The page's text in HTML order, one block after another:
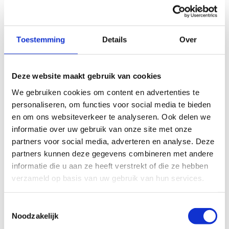
Toestemming Details Over
Deze website maakt gebruik van cookies
We gebruiken cookies om content en advertenties te
personaliseren, om functies voor social media te bieden
en om ons websiteverkeer te analyseren. Ook delen we
informatie over uw gebruik van onze site met onze
partners voor social media, adverteren en analyse. Deze
partners kunnen deze gegevens combineren met andere
informatie die u aan ze heeft verstrekt of die ze hebben
verzameld op basis van uw gebruik van hun services.
Noodzakelijk
onderstaande knop op 'Alles toestaan' of zet de 'Marketing
cookies' aan en klik op 'Selectie toestaan'.
Verander cookie settings
Gemeenten
Ook veel steden en gemeenten geven het goede voorbeeld
en organiseren verschillende sport- en beweegactiviteiten
voor hun personeel. Torhout toont hoe het moet.
Het platform dat we gebruiken om deze video af te spelen
maakt gebruik van marketing cookies. Klik in
onderstaande knop op 'Alles toestaan' of zet de 'Marketing
cookies' aan en klik op 'Selectie toestaan'.